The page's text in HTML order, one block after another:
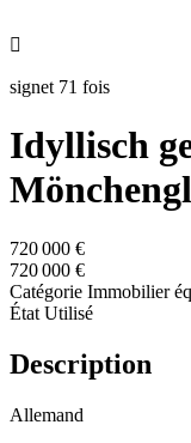

signet 71 fois
Idyllisch
720 000 €
720 000 €
Catégorie Immobilier
État Utilisé
Description
Allemand